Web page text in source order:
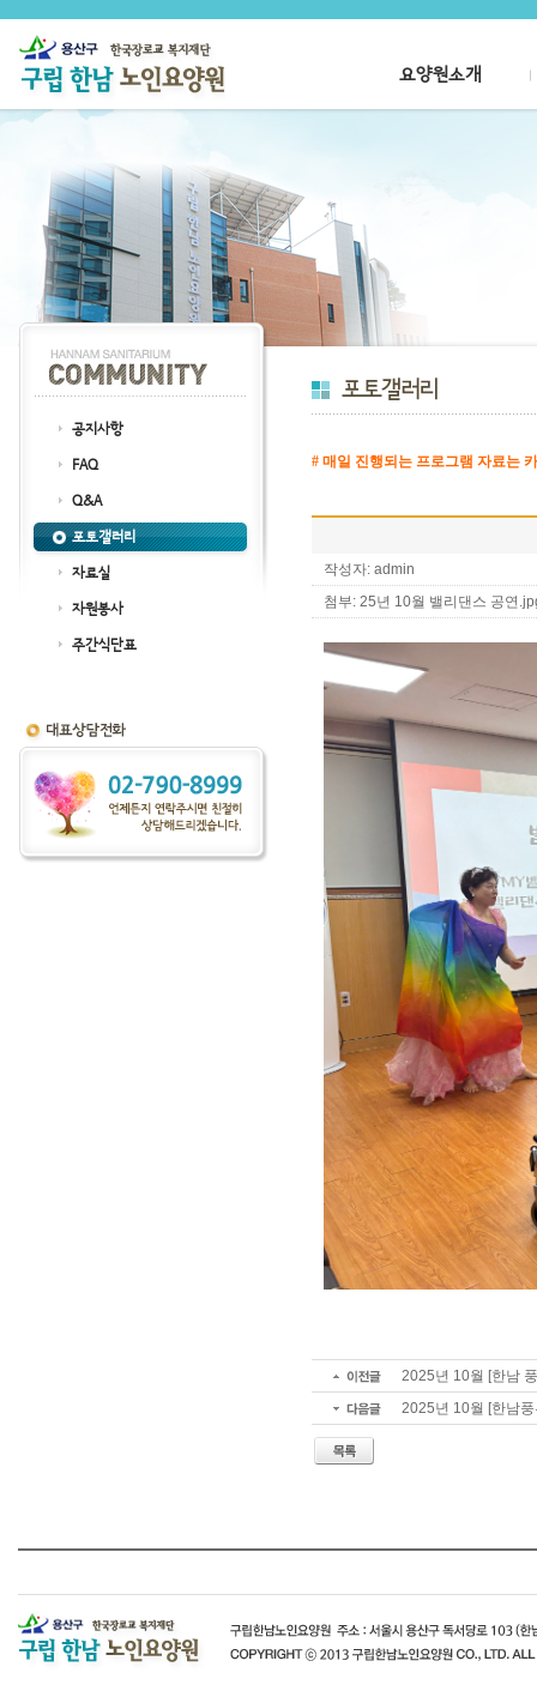
요양원소개
공지사항
FAQ
Q&A
포토갤러리
자료실
자원봉사
주간식단표
# 매일 진행되는 프로그램 자료는
작성자: admin
첨부: 25년 10월 밸리댄스 공연
2025년 10월 [한남
2025년 10월 [한남